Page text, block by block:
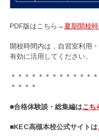
PDF版はこちら→ 夏期開校
開校時間内は，自習室利用
有効に活用してください。
＊＊＊＊＊＊＊＊＊＊＊＊
＊＊＊＊
■合格体験談・総集編はこち
■KEC高槻本校公式サイトは